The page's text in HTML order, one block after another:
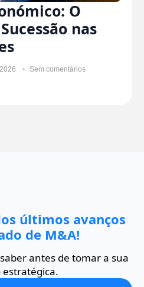
O
nas
Sem comentários
últimos avanços
de M&A!
antes de tomar a sua
estratégica.